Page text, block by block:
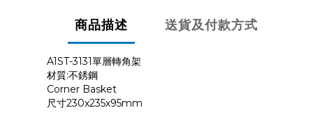
商品描述 送貨及付款方式
A1ST-3131單層轉角架
材質:不銹鋼
Corner Basket
尺寸230x235x95mm